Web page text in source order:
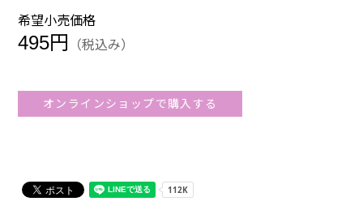
希望小売価格
495円 （税込み）
オンラインショップで購入する